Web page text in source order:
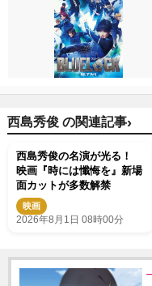
西島秀俊 の関連記事›
西島秀俊の名演が光る！
映画『時には懺悔を』新場
面カットが多数解禁
映画
2026年8月1日 08時00分